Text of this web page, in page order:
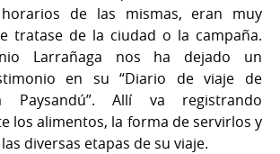
de las mismas, eran muy
tratase de la ciudad o la campaña.
Larrañaga nos ha dejado un
en su “Diario de viaje de
Paysandú”. Allí va registrando
los alimentos, la forma de servirlos y
diversas etapas de su viaje.